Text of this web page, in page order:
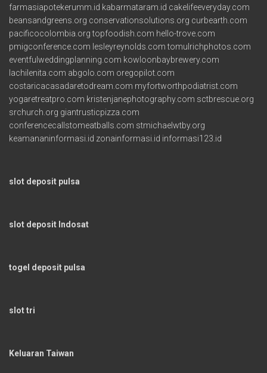
farmasiapotekerumm.id kabarmataram.id cakelifeeveryday.com
beansandgreens.org conservationsolutions.org curbearth.com
pacificocolombia.org topfoodish.com hello-trove.com
pmigconference.com lesleyreynolds.com tomulrichphotos.com
eventfulweddingplanning.com kowloonbaybrewery.com
lachilenita.com abgolo.com oregopilot.com
costaricacasadaretodream.com myfortworthpodiatrist.com
yogaretreatpro.com kristenjanephotography.com sctbrescue.org
srchurch.org giantrusticpizza.com
conferencecallstomeatballs.com stmichaelwtby.org
keamananinformasi.id zonainformasi.id informasi123.id
slot deposit pulsa
slot deposit Indosat
togel deposit pulsa
slot tri
Keluaran Taiwan